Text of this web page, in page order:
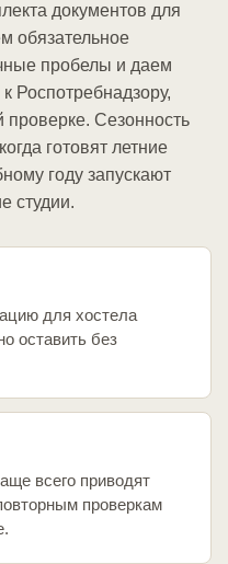
документов для
обязательное
пробелы и даем
Роспотребнадзору,
Сезонность
готовят летние
году запускают
студии.
для хостела
оставить без
всего приводят
проверкам